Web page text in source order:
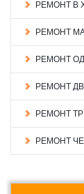
РЕМОНТ В
РЕМОНТ
РЕМОНТ
РЕМОНТ
РЕМОНТ
РЕМОНТ